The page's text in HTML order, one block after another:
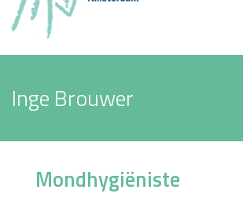
Inge Brouwer
Mondhygiëniste